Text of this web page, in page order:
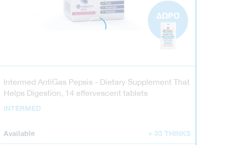
ΔΩΡΟ
Intermed AntiGas Pepsis - Dietary Supplement That
Helps Digestion, 14 effervescent tablets
INTERMED
Available + 33 THINKS